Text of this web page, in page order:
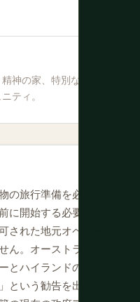
神の家、特別な木彫
ティ。
の旅行準備を必要と
に開始する必要があ
された地元オペレー
ん。オーストラリア
とハイランドの一部
という勧告を出して